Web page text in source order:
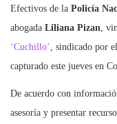
Efectivos de la Policía
abogada Liliana Pizan,
‘Cuchillo’, sindicado por
capturado este jueves en
De acuerdo con
asesoría y presentar